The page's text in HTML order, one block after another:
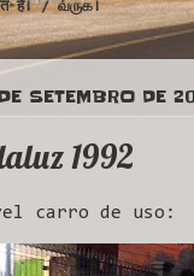
है! / வருக!
SETEMBRO DE
1992
carro de uso: